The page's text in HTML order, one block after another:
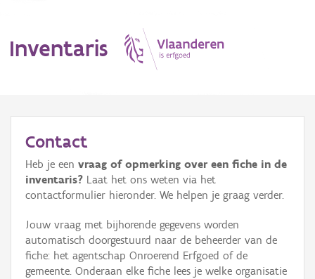
Inventaris
Erfgoedobject
Aanduidingsobject
Waarneming
Thema
Contact
Heb je een vraag of opmerking over een fiche in de
inventaris? Laat het ons weten via het
contactformulier hieronder. We helpen je graag verder.
Jouw vraag met bijhorende gegevens worden
automatisch doorgestuurd naar de beheerder van de
fiche: het agentschap Onroerend Erfgoed of de
gemeente. Onderaan elke fiche lees je welke organisatie